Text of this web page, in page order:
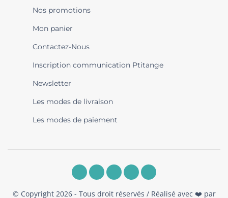
Nos promotions
Mon panier
Contactez-Nous
Inscription communication Ptitange
Newsletter
Les modes de livraison
Les modes de paiement
© Copyright 2026 - Tous droit réservés / Réalisé avec ❤️ par